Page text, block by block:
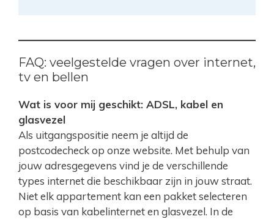
FAQ: veelgestelde vragen over internet,
tv en bellen
Wat is voor mij geschikt: ADSL, kabel en
glasvezel
Als uitgangspositie neem je altijd de
postcodecheck op onze website. Met behulp van
jouw adresgegevens vind je de verschillende
types internet die beschikbaar zijn in jouw straat.
Niet elk appartement kan een pakket selecteren
op basis van kabelinternet en glasvezel. In de